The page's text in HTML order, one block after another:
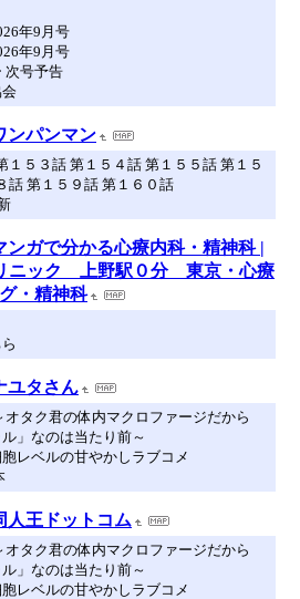
年9月号
年9月号
次号予告
ンパンマン
１５３話 第１５４話 第１５５話 第１５
話 第１５９話 第１６０話
ンガで分かる心療内科・精神科 |
ニック 上野駅０分 東京・心療
・精神科
ユタさん
タク君の体内マクロファージだから
」なのは当たり前～
レベルの甘やかしラブコメ
人王ドットコム
タク君の体内マクロファージだから
」なのは当たり前～
レベルの甘やかしラブコメ